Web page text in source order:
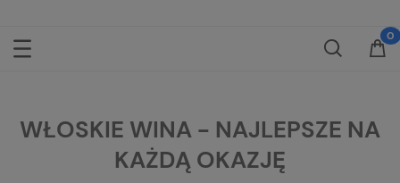
WŁOSKIE WINA - NAJLEPSZE NA
KAŻDĄ OKAZJĘ